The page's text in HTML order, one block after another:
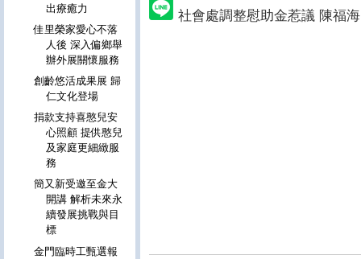
社會處調整慰助金惹議 陳福
出療癒力
佳里榮家愛心不落
人後 深入偏鄉舉
辦外展關懷服務
創齡悠活成果展 歸
仁文化登場
捐款支持喜憨兒安
心照顧 提供憨兒
及家庭更細緻服
務
簡又新受邀至金大
開講 解析未來永
續發展挑戰與目
標
金門臨時工甄選報